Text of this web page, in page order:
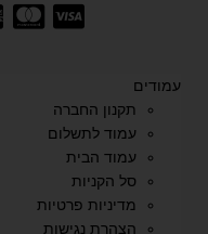
עמודים
תקנון החברה
עמוד לתשלום
עמוד הבית
סל הקניות
מדיניות פרטיות
הצהרת נגישות